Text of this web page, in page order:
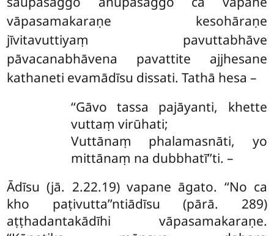
vāpasamakaraṇe kesohāraṇe
jīvitavuttiyaṃ pavuttabhāve
pāvacanabhāvena pavattite ajjhesane
kathaneti evamādīsu dissati. Tathā hesa –
‘‘Gāvo tassa pajāyanti, khette
vuttaṃ virūhati;
Vuttānaṃ phalamasnāti, yo
mittānaṃ na dubbhatī’’ti. –
Ādīsu (jā. 2.22.19) vapane āgato. ‘‘No ca
kho paṭivutta’’ntiādīsu (pārā. 289)
aṭṭhadantakādīhi vāpasamakaraṇe.